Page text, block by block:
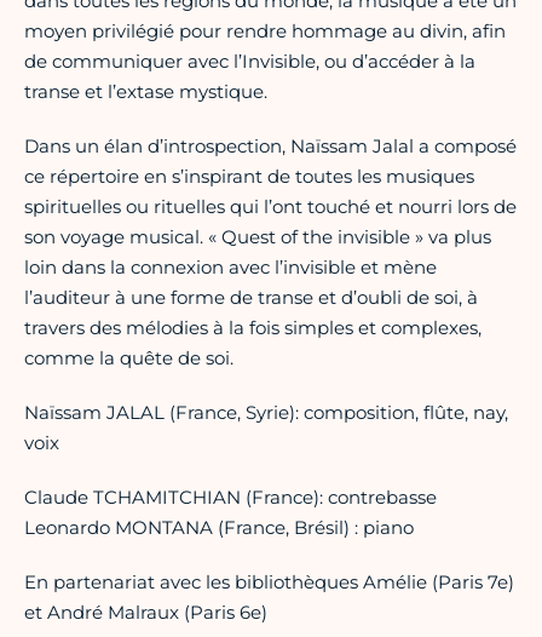
moyen privilégié pour rendre hommage au divin, afin
de communiquer avec l’Invisible, ou d’accéder à la
transe et l’extase mystique.
Dans un élan d’introspection, Naïssam Jalal a composé
ce répertoire en s’inspirant de toutes les musiques
spirituelles ou rituelles qui l’ont touché et nourri lors de
son voyage musical. « Quest of the invisible » va plus
loin dans la connexion avec l’invisible et mène
l’auditeur à une forme de transe et d’oubli de soi, à
travers des mélodies à la fois simples et complexes,
comme la quête de soi.
Naïssam JALAL (France, Syrie): composition, flûte, nay,
voix
Claude TCHAMITCHIAN (France): contrebasse
Leonardo MONTANA (France, Brésil) : piano
En partenariat avec les bibliothèques Amélie (Paris 7e)
et André Malraux (Paris 6e)